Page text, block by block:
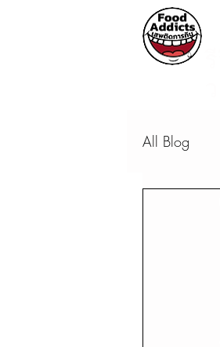
All Blog